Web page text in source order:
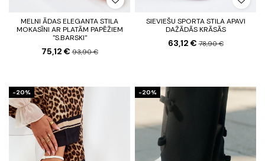
MELNI ĀDAS ELEGANTA STILA
MOKASĪNI AR PLATĀM PAPĒŽIEM
"S.BARSKI"
75,12 €93,90 €
SIEVIEŠU SPORTA STILA APAVI
DAŽĀDĀS KRĀSĀS
63,12 €78,90 €
-20% -20%